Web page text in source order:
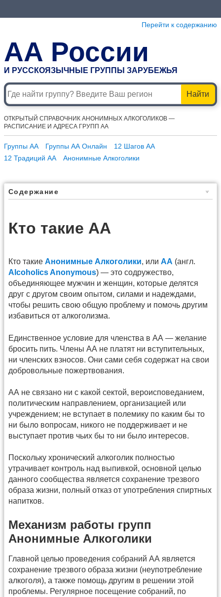
Перейти к содержанию
АА России
И РУССКОЯЗЫЧНЫЕ ГРУППЫ ЗАРУБЕЖЬЯ
Найти
ОТКРЫТЫЙ СПРАВОЧНИК АНОНИМНЫХ АЛКОГОЛИКОВ —
РАСПИСАНИЕ И АДРЕСА ГРУПП АА
Группы АА Группы АА Онлайн
12 Шагов АА
12 Традиций АА
Анонимные Алкоголики
Содержание
Кто такие АА
Кто такие Анонимные Алкоголики, или АА (англ.
Alcoholics Anonymous) — это содружество,
объединяющее мужчин и женщин, которые делятся
друг с другом своим опытом, силами и надеждами,
чтобы решить свою общую проблему и помочь другим
избавиться от алкоголизма.
Единственное условие для членства в АА — желание
бросить пить. Члены АА не платят ни вступительных,
ни членских взносов. Они сами себя содержат на свои
добровольные пожертвования.
АА не связано ни с какой сектой, вероисповеданием,
политическим направлением, организацией или
учреждением; не вступает в полемику по каким бы то
ни было вопросам, никого не поддерживает и не
выступает против чьих бы то ни было интересов.
Поскольку хронический алкоголик полностью
утрачивает контроль над выпивкой, основной целью
данного сообщества является сохранение трезвого
образа жизни, полный отказ от употребления спиртных
напитков.
Механизм работы групп
Анонимные Алкоголики
Главной целью проведения собраний АА является
сохранение трезвого образа жизни (неупотребление
алкоголя), а также помощь другим в решении этой
проблемы. Регулярное посещение собраний, по